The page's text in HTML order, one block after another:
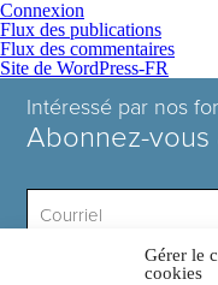
Gérer le
cookies
Connexion
Flux des publications
Flux des commentaires
Site de WordPress-FR
Intéressé par nos
Abonnez-